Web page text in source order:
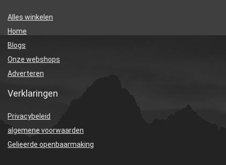
Alles winkelen
Home
Blogs
Onze webshops
Adverteren
Verklaringen
Privacybeleid
algemene voorwaarden
Gelieerde openbaarmaking